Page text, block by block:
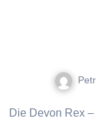
Die Devon Rex – Allergikerfreundliche Charmeoffensive mit